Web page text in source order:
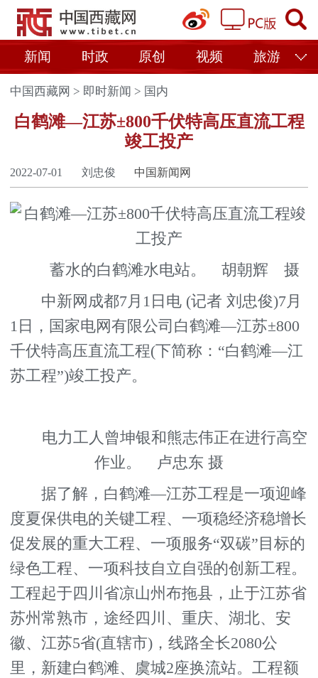
新闻 时政 原创 视频 旅游
中国西藏网 > 即时新闻 > 国内
白鹤滩—江苏±800千伏特高压直流工程
竣工投产
2022-07-01 刘忠俊 中国新闻网
蓄水的白鹤滩水电站。 胡朝辉 摄
中新网成都7月1日电 (记者 刘忠俊)7月
1日，国家电网有限公司白鹤滩—江苏±800
千伏特高压直流工程(下简称：“白鹤滩—江
苏工程”)竣工投产。
电力工人曾坤银和熊志伟正在进行高空
作业。 卢忠东 摄
据了解，白鹤滩—江苏工程是一项迎峰
度夏保供电的关键工程、一项稳经济稳增长
促发展的重大工程、一项服务“双碳”目标的
绿色工程、一项科技自立自强的创新工程。
工程起于四川省凉山州布拖县，止于江苏省
苏州常熟市，途经四川、重庆、湖北、安
徽、江苏5省(直辖市)，线路全长2080公
里，新建白鹤滩、虞城2座换流站。工程额